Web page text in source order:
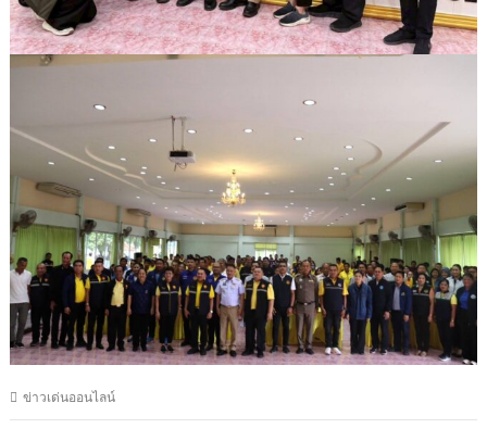
ข่าวเด่นออนไลน์